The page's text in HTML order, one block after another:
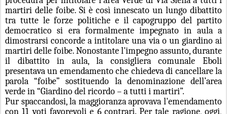
martiri delle foibe. Si è così innescato un lungo dibattito
tra tutte le forze politiche e il capogruppo del partito
democratico si era formalmente impegnato in aula a
dimostrarsi concorde a intitolare una via o un giardino ai
martiri delle foibe. Nonostante l'impegno assunto, durante
il dibattito in aula, la consigliera comunale Eboli
presentava un emendamento che chiedeva di cancellare la
parola “foibe” sostituendo la denominazione dell’area
verde in “Giardino del ricordo – a tutti i martiri”.
Pur spaccandosi, la maggioranza aprovava l'emendamento
con 11 voti favorevoli e 6 contrari. Per tale ragione, oggi,